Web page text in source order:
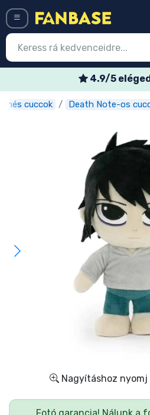
4.9/5
cuccok Death Note-os
Nagyításhoz nyomj
Fotó garancia! Nálunk a
Belépés
Legújabb cuccok
Akciós ajánlatok
Express szállítás
Előrendelhető cuccok
Outlet cuccok
Ajándékkártya
Szállítás és fizetés
Sorozatos cuccok
Mesés cuccok